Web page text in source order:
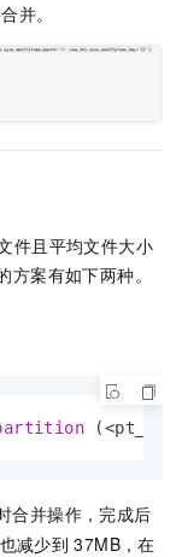
并。
件且平均文件大小
案有如下两种。
(<
合并操作，完成后
减少到 37MB，在